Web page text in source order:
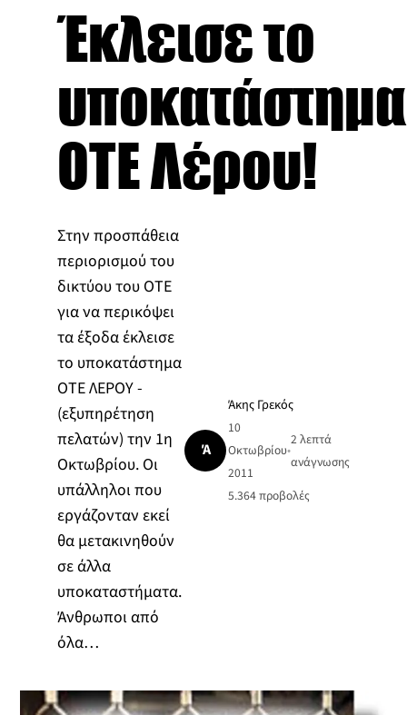
Έκλεισε το
υποκατάστημα
ΟΤΕ Λέρου!
Στην προσπάθεια
περιορισμού του
δικτύου του ΟΤΕ
για να περικόψει
τα έξοδα έκλεισε
το υποκατάστημα
ΟΤΕ ΛΕΡΟΥ -
(εξυπηρέτηση
πελατών) την 1η
Οκτωβρίου. Οι
υπάλληλοι που
εργάζονταν εκεί
θα μετακινηθούν
σε άλλα
υποκαταστήματα.
Άνθρωποι από
όλα…
Ά
Άκης Γρεκός
10
Οκτωβρίου
2011
•
2 λεπτά
ανάγνωσης
5.364προβολές